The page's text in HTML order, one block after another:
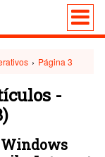
› Página 3
-